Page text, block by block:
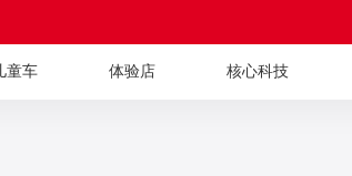
童车 体验店 核心科技